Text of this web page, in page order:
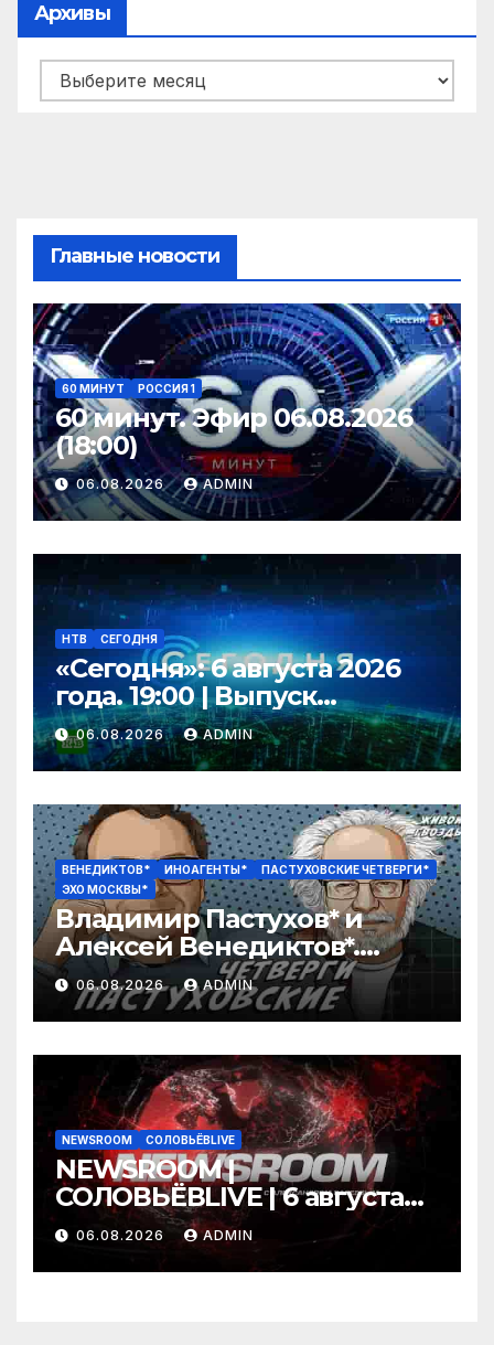
Архивы
Архивы
Главные новости
60 МИНУТ РОССИЯ 1
60 минут. Эфир 06.08.2026
(18:00)
06.08.2026 ADMIN
НТВ СЕГОДНЯ
«Сегодня»: 6 августа 2026
года. 19:00 | Выпуск
новостей | Новости НТВ
06.08.2026 ADMIN
ВЕНЕДИКТОВ* ИНОАГЕНТЫ*
ПАСТУХОВСКИЕ ЧЕТВЕРГИ*
ЭХО МОСКВЫ*
Владимир Пастухов* и
Алексей Венедиктов*.
Пастуховские четверги /
06.08.26
06.08.2026 ADMIN
NEWSROOM СОЛОВЬЁВLIVE
NEWSROOM |
СОЛОВЬЁВLIVE | 6 августа
2026 года
06.08.2026 ADMIN